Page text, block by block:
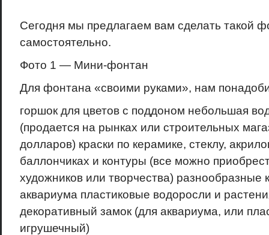
Сегодня мы предлагаем вам сделать такой
самостоятельно.
Фото 1 — Мини-фонтан
Для фонтана «своими руками», нам
горшок для цветов с поддоном небольшая
(продается на рынках или строительных
долларов) краски по керамике, стеклу,
баллончиках и контуры (все можно
художников или творчества) разнообразные
аквариума пластиковые водоросли и
декоративный замок (для аквариума, или
игрушечный)